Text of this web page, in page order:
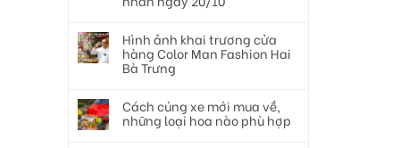
Hình ảnh khai trương cửa
hàng Color Man Fashion Hai
Bà Trưng
Cách cúng xe mới mua về,
những loại hoa nào phù hợp